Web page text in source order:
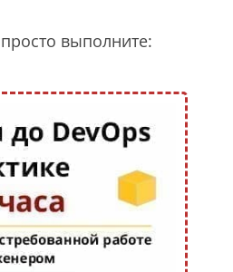
выполните: